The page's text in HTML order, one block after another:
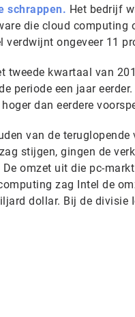
schrappen. Het bedrijf
die cloud
verdwijnt ongeveer 11
tweede kwartaal van
periode een jaar
dan eerdere
van de teruglopende
stijgen, gingen de
omzet uit die pc-
zag Intel de
dollar. Bij de divisie